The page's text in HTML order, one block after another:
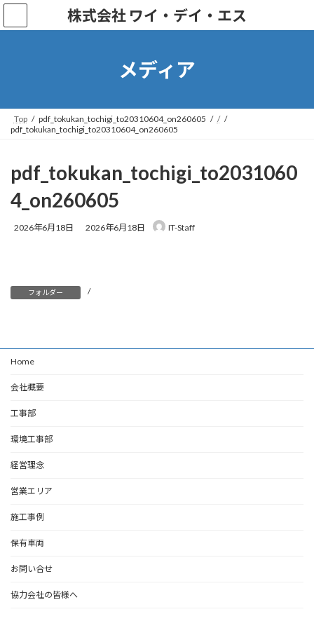
株式会社 ワイ・デイ・エス
メディア
Top pdf_tokukan_tochigi_to20310604_on260605
/
pdf_tokukan_tochigi_to20310604_on260605
pdf_tokukan_tochigi_to2031060
4_on260605
2026年6月18日 2026年6月18日 IT-Staff
フォルダー /
Home
会社概要
工事部
環境工事部
経営理念
営業エリア
施工事例
保有車両
お問い合せ
協力会社の皆様へ